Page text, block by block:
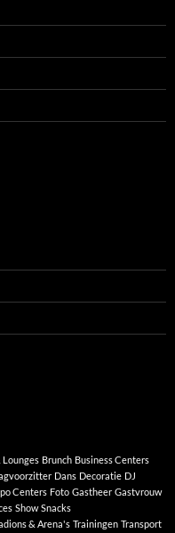
Lounges Brunch Business Centers
Dans Decoratie DJ
Centers Foto Gastheer Gastvrouw
Show Snacks
& Arena's Trainingen Transport